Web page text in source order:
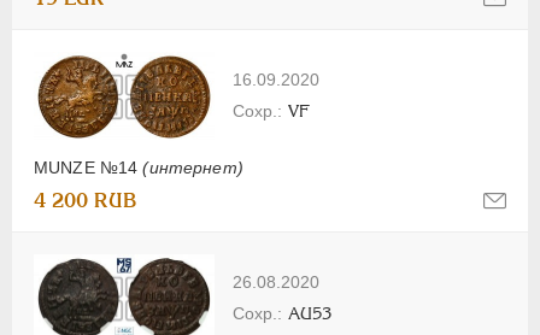
16.09.2020
MUNZE №14(интернет)
VF
4 200 RUB
26.08.2020
AU53